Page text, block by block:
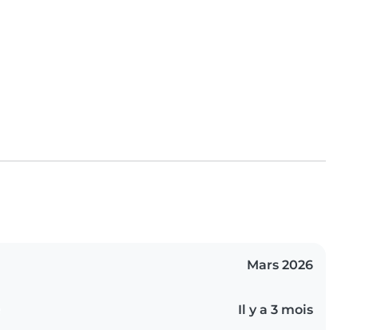
Mars 2026
Il y a 3 mois